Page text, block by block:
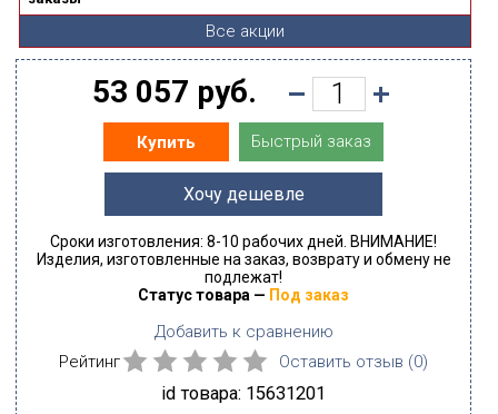
Все акции
53 057 руб.
Купить Быстрый заказ
Хочу дешевле
Сроки изготовления: 8-10 рабочих дней. ВНИМАНИЕ!
Изделия, изготовленные на заказ, возврату и обмену не
подлежат!
Статус товара — Под заказ
Добавить к сравнению
Рейтинг
Оставить отзыв (0)
id товара: 15631201